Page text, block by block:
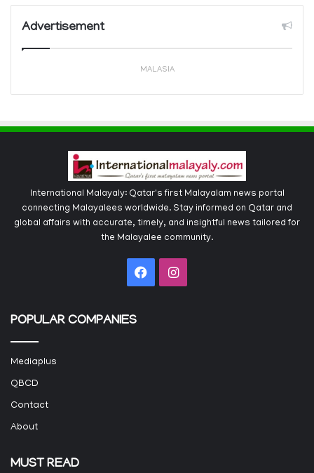
Advertisement
MALASIA
International Malayaly: Qatar's first Malayalam news portal
connecting Malayalees worldwide. Stay informed on Qatar and
global affairs with accurate, timely, and insightful news tailored for
the Malayalee community.
FacebookInstagram
POPULAR COMPANIES
Mediaplus
QBCD
Contact
About
MUST READ